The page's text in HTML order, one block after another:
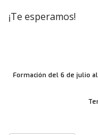
¡Te esperamos!
Formación del 6 de julio